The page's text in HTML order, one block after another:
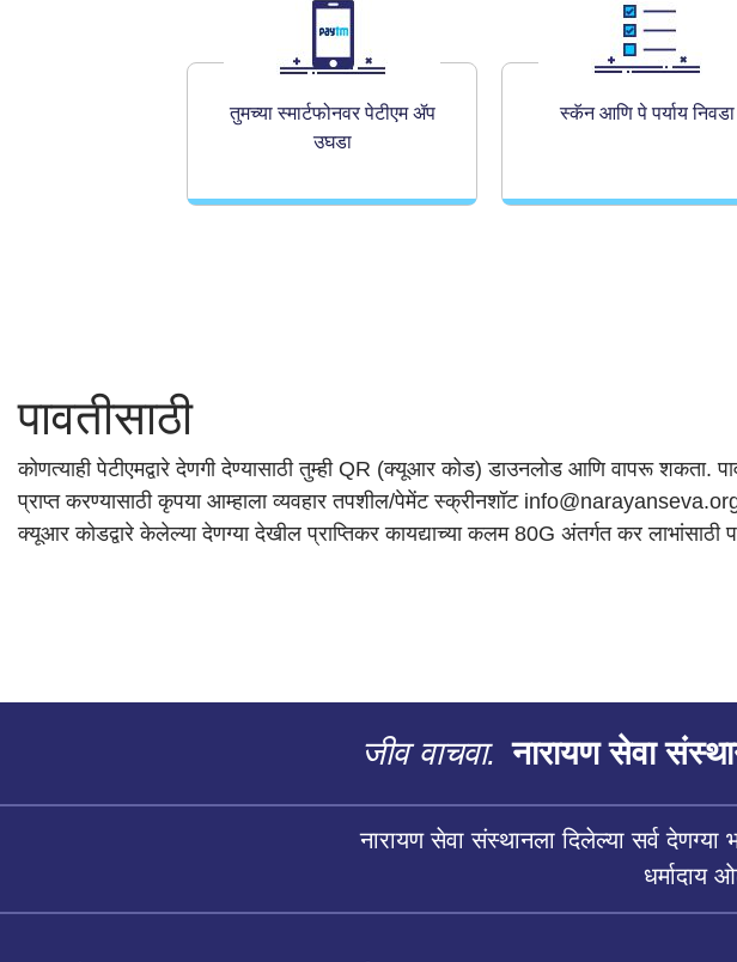
तुमच्या स्मार्टफोनवर पेटीएम ॲप
उघडा
स्कॅन आणि पे पर्याय निवडा
पावतीसाठी
कोणत्याही पेटीएमद्वारे देणगी देण्यासाठी तुम्ही QR (क्यूआर कोड) डाउनलोड आणि वापरू शकता.
प्राप्त करण्यासाठी कृपया आम्हाला व्यवहार तपशील/पेमेंट स्क्रीनशॉट info@narayanseva.org
क्यूआर कोडद्वारे केलेल्या देणग्या देखील प्राप्तिकर कायद्याच्या कलम 80G अंतर्गत कर लाभांसाठी
जीव वाचवा. नारायण सेवा
नारायण सेवा संस्थानला दिलेल्या सर्व